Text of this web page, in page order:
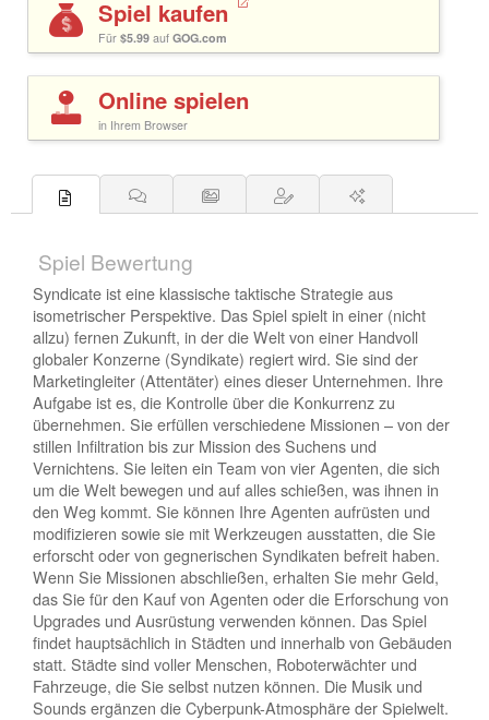
Spiel kaufen
Für $5.99 auf GOG.com
Online spielen
in Ihrem Browser
Spiel Bewertung
Syndicate ist eine klassische taktische Strategie aus
isometrischer Perspektive. Das Spiel spielt in einer (nicht
allzu) fernen Zukunft, in der die Welt von einer Handvoll
globaler Konzerne (Syndikate) regiert wird. Sie sind der
Marketingleiter (Attentäter) eines dieser Unternehmen. Ihre
Aufgabe ist es, die Kontrolle über die Konkurrenz zu
übernehmen. Sie erfüllen verschiedene Missionen – von der
stillen Infiltration bis zur Mission des Suchens und
Vernichtens. Sie leiten ein Team von vier Agenten, die sich
um die Welt bewegen und auf alles schießen, was ihnen in
den Weg kommt. Sie können Ihre Agenten aufrüsten und
modifizieren sowie sie mit Werkzeugen ausstatten, die Sie
erforscht oder von gegnerischen Syndikaten befreit haben.
Wenn Sie Missionen abschließen, erhalten Sie mehr Geld,
das Sie für den Kauf von Agenten oder die Erforschung von
Upgrades und Ausrüstung verwenden können. Das Spiel
findet hauptsächlich in Städten und innerhalb von Gebäuden
statt. Städte sind voller Menschen, Roboterwächter und
Fahrzeuge, die Sie selbst nutzen können. Die Musik und
Sounds ergänzen die Cyberpunk-Atmosphäre der Spielwelt.